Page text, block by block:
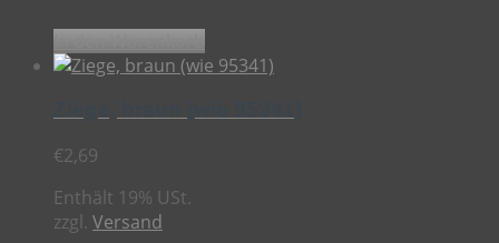
€2,69
Enthält 19% USt.
zzgl. Versand